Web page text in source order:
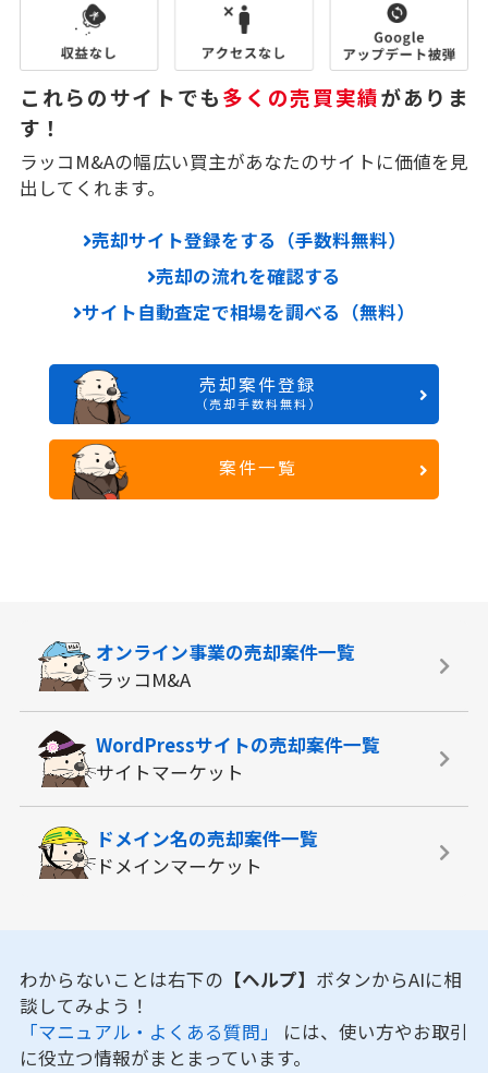
これらのサイトでも多くの売買実績がありま
す！
ラッコM&Aの幅広い買主があなたのサイトに価値を見
出してくれます。
売却サイト登録をする（手数料無料）
売却の流れを確認する
サイト自動査定で相場を調べる（無料）
売却案件登録
（売却手数料無料）
案件一覧
オンライン事業の売却案件一覧
ラッコM&A
WordPressサイトの売却案件一覧
サイトマーケット
ドメイン名の売却案件一覧
ドメインマーケット
わからないことは右下の 【ヘルプ】 ボタンからAIに相
談してみよう！
「マニュアル・よくある質問」 には、使い方やお取引
に役立つ情報がまとまっています。